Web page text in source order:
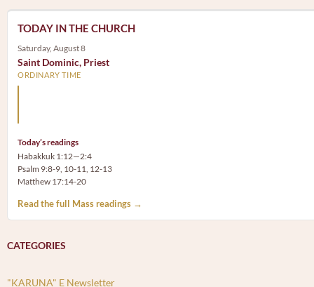
TODAY IN THE CHURCH
Saturday, August 8
Saint Dominic, Priest
ORDINARY TIME
Today’s readings
Habakkuk 1:12—2:4
Psalm 9:8-9, 10-11, 12-13
Matthew 17:14-20
Read the full Mass readings →
CATEGORIES
"KARUNA" E Newsletter